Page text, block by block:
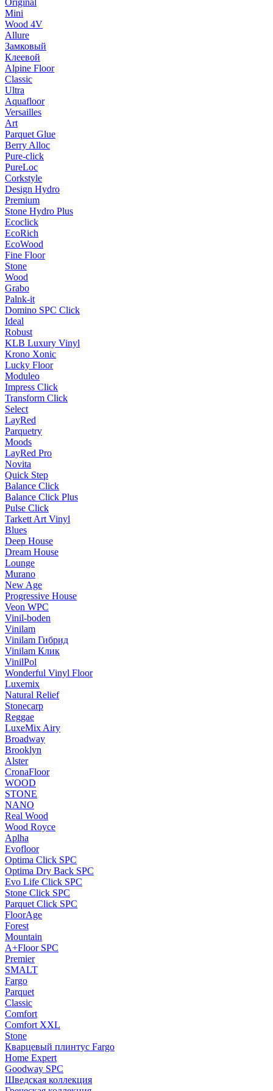
Original
Mini
Wood 4V
Allure
Замковый
Клеевой
Alpine Floor
Classic
Ultra
Aquafloor
Versailles
Art
Parquet Glue
Berry Alloc
Pure-click
PureLoc
Corkstyle
Design Hydro
Premium
Stone Hydro Plus
Ecoclick
EcoRich
EcoWood
Fine Floor
Stone
Wood
Grabo
Palnk-it
Domino SPC Click
Ideal
Robust
KLB Luxury Vinyl
Krono Xonic
Lucky Floor
Moduleo
Impress Click
Transform Click
Select
LayRed
Parquetry
Moods
LayRed Pro
Novita
Quick Step
Balance Click
Balance Click Plus
Pulse Click
Tarkett Art Vinyl
Blues
Deep House
Dream House
Lounge
Murano
New Age
Progressive House
Veon WPC
Vinil-boden
Vinilam
Vinilam Гибрид
Vinilam Клик
VinilPol
Wonderful Vinyl Floor
Luxemix
Natural Relief
Stonecarp
Reggae
LuxeMix Airy
Broadway
Brooklyn
Alster
CronaFloor
WOOD
STONE
NANO
Real Wood
Wood Royce
Aplha
Evofloor
Optima Click SPC
Optima Dry Back SPC
Evo Life Click SPC
Stone Click SPC
Parquet Click SPC
FloorAge
Forest
Mountain
A+Floor SPC
Premier
SMALT
Fargo
Parquet
Classic
Comfort
Comfort XXL
Stone
Кварцевый плинтус Fargo
Home Expert
Goodway SPC
Шведская коллекция